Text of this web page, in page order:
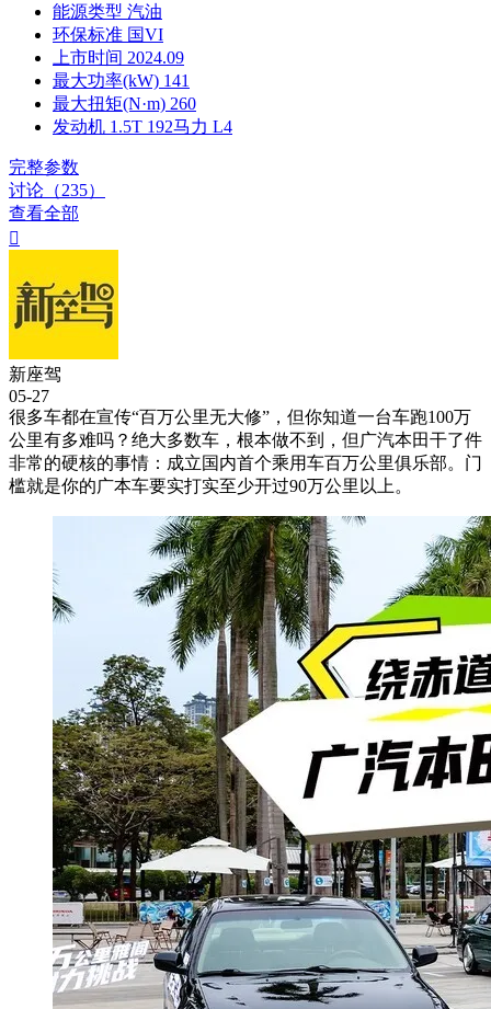
能源类型 汽油
环保标准 国VI
上市时间 2024.09
最大功率(kW) 141
最大扭矩(N·m) 260
发动机 1.5T 192马力 L4
完整参数
讨论（235）
查看全部

新座驾
05-27
很多车都在宣传“百万公里无大修”，但你知道一台车跑100万
公里有多难吗？绝大多数车，根本做不到，但广汽本田干了件
非常的硬核的事情：成立国内首个乘用车百万公里俱乐部。门
槛就是你的广本车要实打实至少开过90万公里以上。